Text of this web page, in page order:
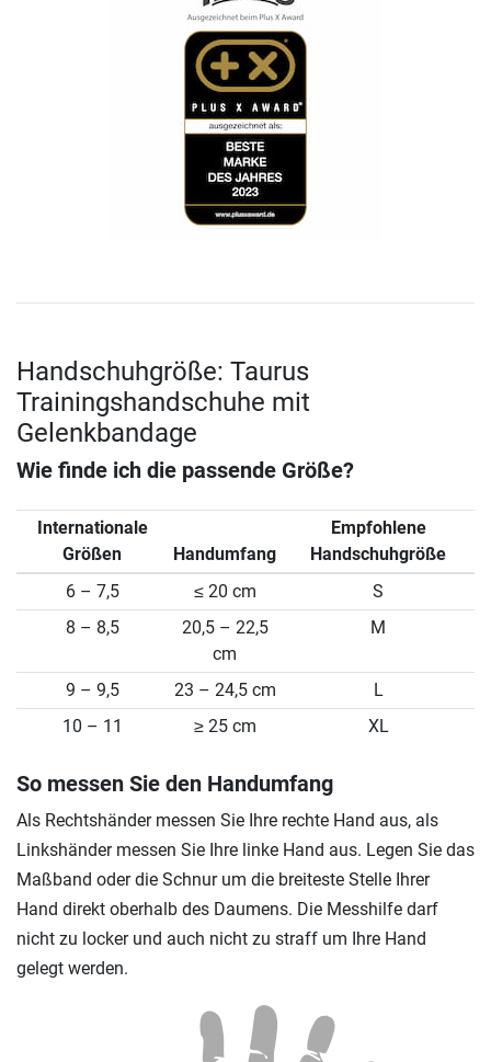
Handschuhgröße: Taurus
Trainingshandschuhe mit
Gelenkbandage
Wie finde ich die passende Größe?
Internationale
Größen
Handumfang
Empfohlene
Handschuhgröße
6 – 7,5
≤ 20 cm
S
8 – 8,5
20,5 – 22,5
cm
M
9 – 9,5 23 – 24,5 cm
L
10 – 11
≥ 25 cm XL
So messen Sie den Handumfang
Als Rechtshänder messen Sie Ihre rechte Hand aus, als
Linkshänder messen Sie Ihre linke Hand aus. Legen Sie das
Maßband oder die Schnur um die breiteste Stelle Ihrer
Hand direkt oberhalb des Daumens. Die Messhilfe darf
nicht zu locker und auch nicht zu straff um Ihre Hand
gelegt werden.